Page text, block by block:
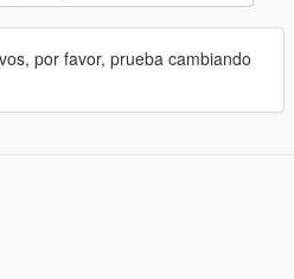
por favor, prueba cambiando